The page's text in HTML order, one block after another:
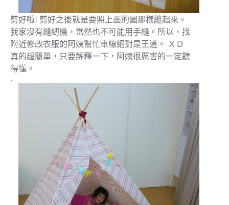
剪好啦! 剪好之後就是要照上面的圖那樣縫起來。
我家沒有縫紉機，當然也不可能用手縫。所以，找
附近修改衣服的阿姨幫忙車線絕對是王道。 ＸＤ
真的超簡單，只要解釋一下，阿姨很厲害的一定聽
得懂。
.